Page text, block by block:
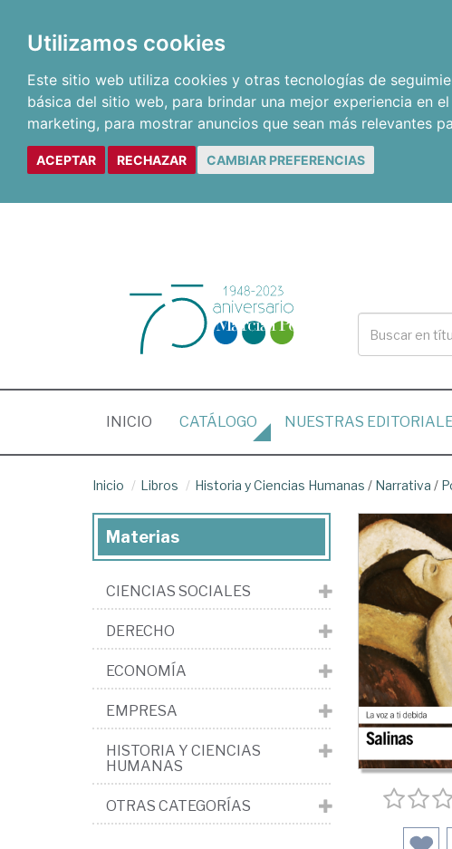
Utilizamos cookies
Este sitio web utiliza cookies y otras tecnologías de
básica del sitio web, para brindar una mejor experiencia en
marketing, para mostrar anuncios que sean más relevantes
ACEPTAR RECHAZAR CAMBIAR PREFERENCIAS
INICIO (CURRENT)
CATÁLOGO NUESTRAS
Inicio Libros Historia y Ciencias Humanas / Narrativa /
Materias
CIENCIAS SOCIALES
DERECHO
ECONOMÍA
EMPRESA
HISTORIA Y CIENCIAS
HUMANAS
OTRAS CATEGORÍAS